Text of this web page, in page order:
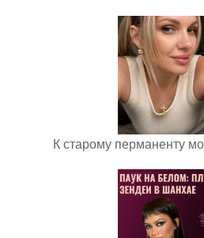
К старому перманенту